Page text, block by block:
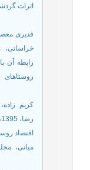
اثرات
رابطه آن
اقتصاد
میانی،